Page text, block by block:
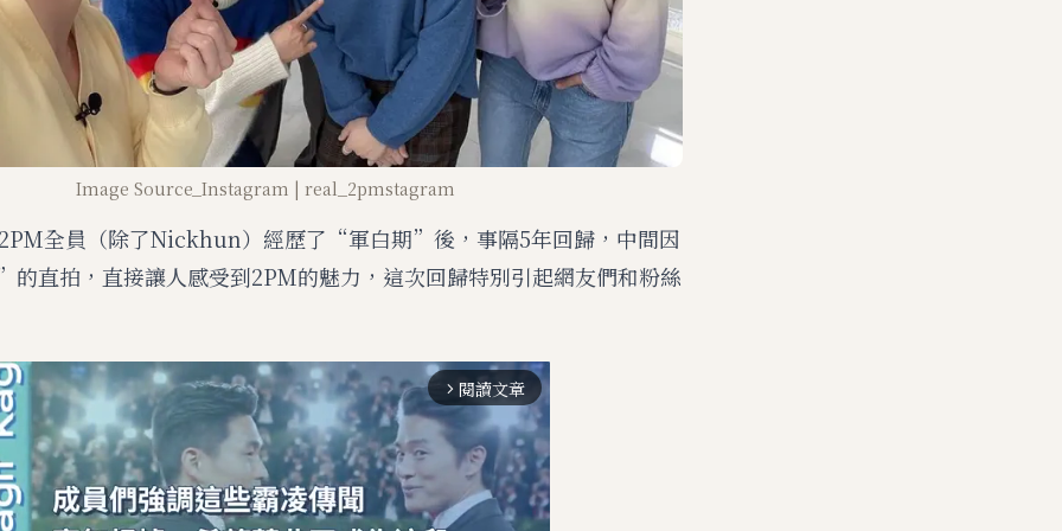
Image Source_Instagram | real_2pmstagram
全員（除了Nickhun）經歷了“軍白期”後，事隔5年回歸，中間因
直拍，直接讓人感受到2PM的魅力，這次回歸特別引起網友們和粉絲
arrow_forward_ios 閱讀文章